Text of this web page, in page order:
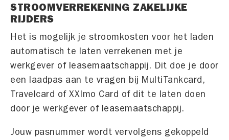
STROOMVERREKENING ZAKELIJKE
RIJDERS
Het is mogelijk je stroomkosten voor het laden
automatisch te laten verrekenen met je
werkgever of leasemaatschappij. Dit doe je door
een laadpas aan te vragen bij MultiTankcard,
Travelcard of XXImo Card of dit te laten doen
door je werkgever of leasemaatschappij.
Jouw pasnummer wordt vervolgens gekoppeld